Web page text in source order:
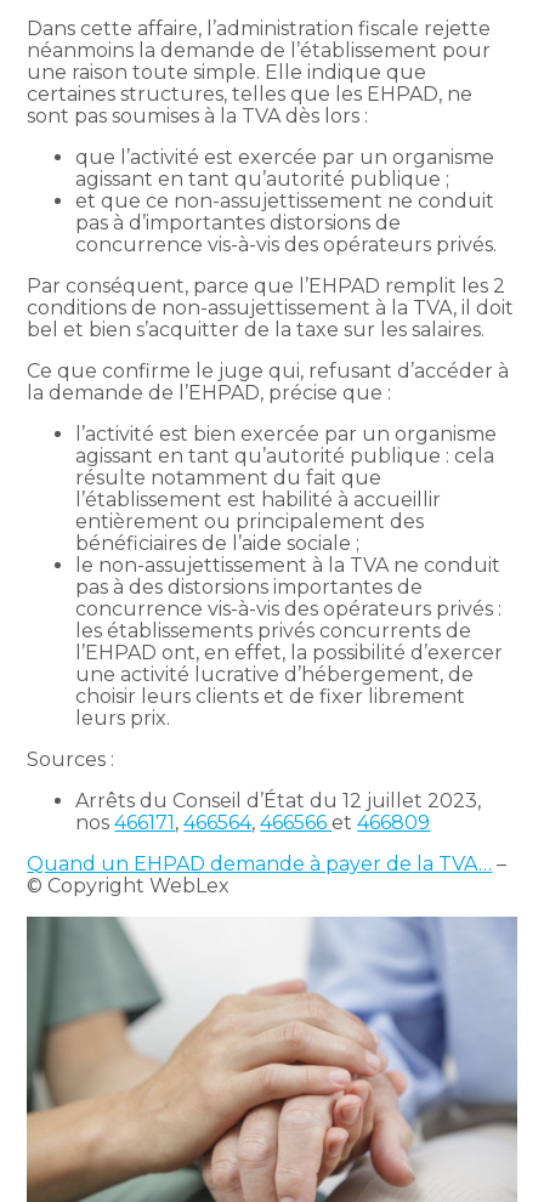
Dans cette affaire, l’administration fiscale rejette
néanmoins la demande de l’établissement pour
une raison toute simple. Elle indique que
certaines structures, telles que les EHPAD, ne
sont pas soumises à la TVA dès lors :
que l’activité est exercée par un organisme
agissant en tant qu’autorité publique ;
et que ce non-assujettissement ne conduit
pas à d’importantes distorsions de
concurrence vis-à-vis des opérateurs privés.
Par conséquent, parce que l’EHPAD remplit les 2
conditions de non-assujettissement à la TVA, il doit
bel et bien s’acquitter de la taxe sur les salaires.
Ce que confirme le juge qui, refusant d’accéder à
la demande de l’EHPAD, précise que :
l’activité est bien exercée par un organisme
agissant en tant qu’autorité publique : cela
résulte notamment du fait que
l’établissement est habilité à accueillir
entièrement ou principalement des
bénéficiaires de l’aide sociale ;
le non-assujettissement à la TVA ne conduit
pas à des distorsions importantes de
concurrence vis-à-vis des opérateurs privés :
les établissements privés concurrents de
l’EHPAD ont, en effet, la possibilité d’exercer
une activité lucrative d’hébergement, de
choisir leurs clients et de fixer librement
leurs prix.
Sources :
Arrêts du Conseil d’État du 12 juillet 2023,
nos466171,466564,466566et466809
Quand un EHPAD demande à payer de la TVA… –
© Copyright WebLex